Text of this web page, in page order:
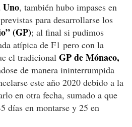
Uno, también hubo impases en
para desarrollarse los
(GP); al final si pudimos
atípica de F1 pero con la
el tradicional GP de Mónaco,
de manera ininterrumpida
este año 2020 debido a la
en otra fecha, sumado a que
días en montarse y 25 en